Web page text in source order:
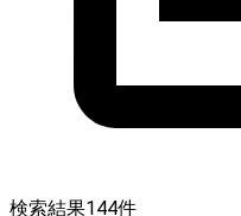
検索結果144件